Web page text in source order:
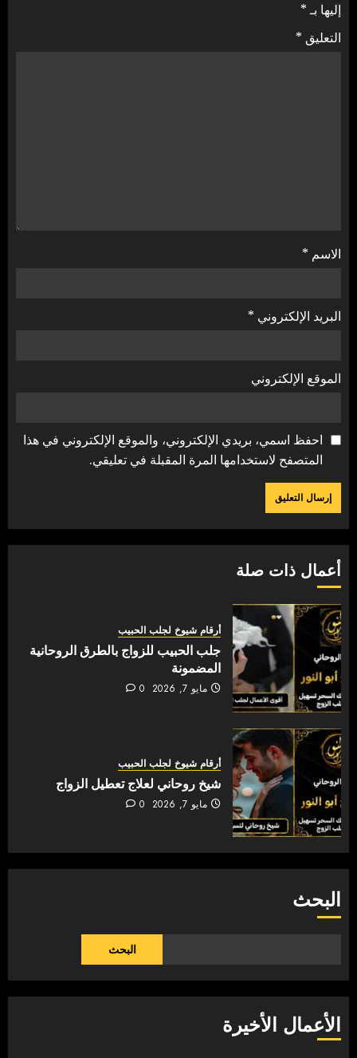
إليها بـ*
التعليق *
الاسم *
البريد الإلكتروني *
الموقع الإلكتروني
احفظ اسمي، بريدي الإلكتروني، والموقع الإلكتروني في هذا
المتصفح لاستخدامها المرة المقبلة في تعليقي.
أعمال ذات صلة
أرقام شيوخ لجلب الحبيب
جلب الحبيب للزواج بالطرق الروحانية
المضمونة
مايو 7, 2026 0
أرقام شيوخ لجلب الحبيب
شيخ روحاني لعلاج تعطيل الزواج
مايو 7, 2026 0
البحث
البحث
الأعمال الأخيرة